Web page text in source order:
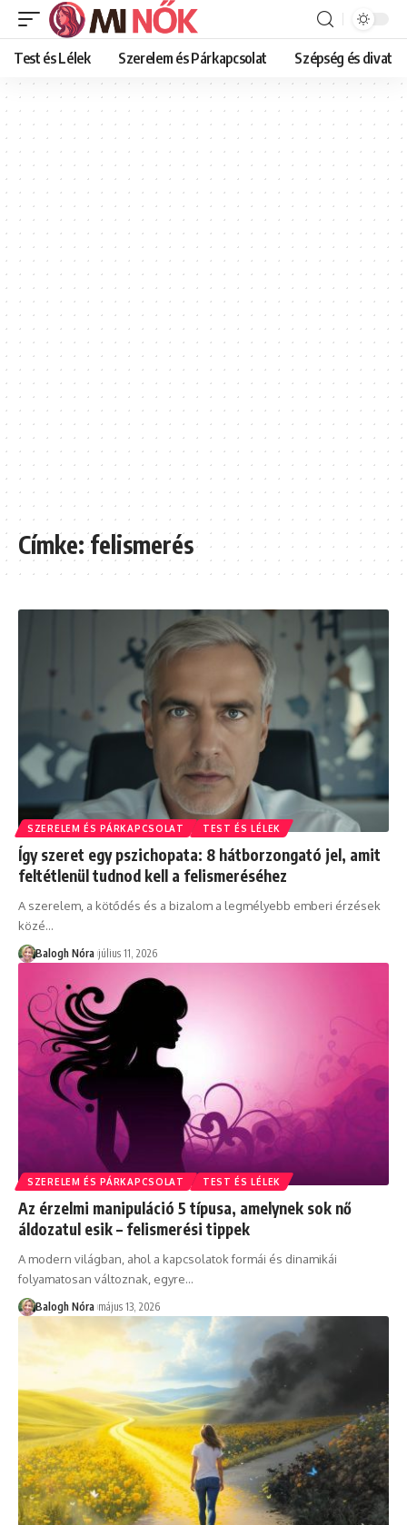
Test és Lélek Szerelem és Párkapcsolat Szépség és divat
Címke:felismerés
SZERELEM ÉS PÁRKAPCSOLAT TEST ÉS LÉLEK
Így szeret egy pszichopata: 8 hátborzongató jel, amit
feltétlenül tudnod kell a felismeréséhez
A szerelem, a kötődés és a bizalom a legmélyebb emberi érzések
közé…
Balogh Nóra július 11, 2026
SZERELEM ÉS PÁRKAPCSOLAT TEST ÉS LÉLEK
Az érzelmi manipuláció 5 típusa, amelynek sok nő
áldozatul esik – felismerési tippek
A modern világban, ahol a kapcsolatok formái és dinamikái
folyamatosan változnak, egyre…
Balogh Nóra május 13, 2026